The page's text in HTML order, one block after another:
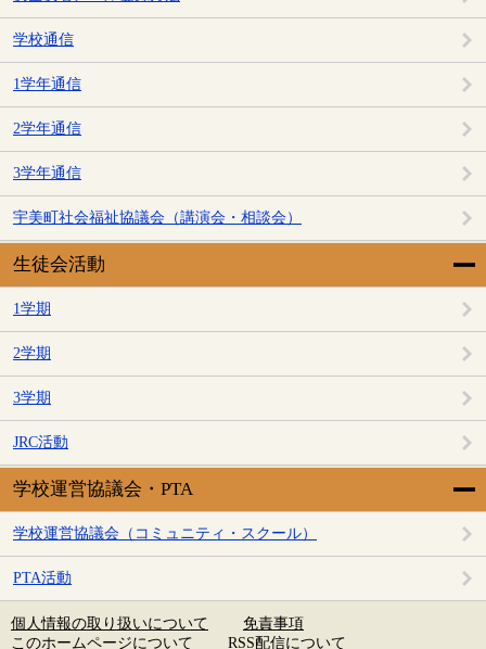
学校通信
1学年通信
2学年通信
3学年通信
宇美町社会福祉協議会（講演会・相談会）
生徒会活動
1学期
2学期
3学期
JRC活動
学校運営協議会・PTA
学校運営協議会（コミュニティ・スクール）
PTA活動
個人情報の取り扱いについて
免責事項
このホームページについて
RSS配信について